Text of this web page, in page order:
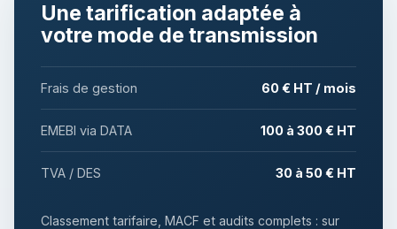
Une tarification adaptée à
votre mode de transmission
Frais de gestion 60 € HT / mois
EMEBI via DATA 100 à 300 € HT
TVA / DES 30 à 50 € HT
Classement tarifaire, MACF et audits complets : sur